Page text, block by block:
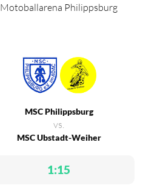
Motoballarena Philippsburg
MSC Philippsburg
vs.
MSC Ubstadt-Weiher
1:15